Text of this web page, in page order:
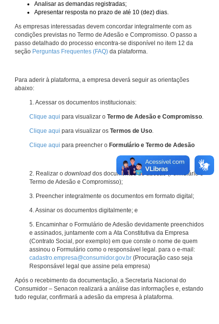
Analisar as demandas registradas;
Apresentar resposta no prazo de até 10 (dez) dias.
As empresas interessadas devem concordar integralmente com as
condições previstas no Termo de Adesão e Compromisso. O passo a
passo detalhado do processo encontra-se disponível no item 12 da
seção Perguntas Frequentes (FAQ) da plataforma.
Para aderir à plataforma, a empresa deverá seguir as orientações
abaixo:
1. Acessar os documentos institucionais:
Clique aqui para visualizar o Termo de Adesão e Compromisso.
Clique aqui para visualizar os Termos de Uso.
Clique aqui para preencher o Formulário e Termo de Adesão
2. Realizar o download dos documentos de adesão (Formulário e
Termo de Adesão e Compromisso);
3. Preencher integralmente os documentos em formato digital;
4. Assinar os documentos digitalmente; e
5. Encaminhar o Formulário de Adesão devidamente preenchidos
e assinados, juntamente com a Ata Constitutiva da Empresa
(Contrato Social, por exemplo) em que conste o nome de quem
assinou o Formulário como o responsável legal. para o e-mail:
cadastro.empresa@consumidor.gov.br (Procuração caso seja
Responsável legal que assine pela empresa)
Após o recebimento da documentação, a Secretaria Nacional do
Consumidor – Senacon realizará a análise das informações e, estando
tudo regular, confirmará a adesão da empresa à plataforma.